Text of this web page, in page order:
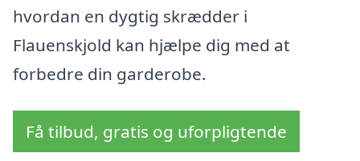
hvordan en dygtig skrædder i
Flauenskjold kan hjælpe dig med at
forbedre din garderobe.
Få tilbud, gratis og uforpligtende